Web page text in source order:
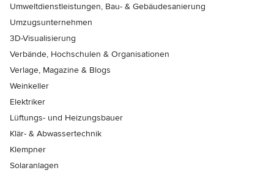
Umweltdienstleistungen, Bau- & Gebäudesanierung
Umzugsunternehmen
3D-Visualisierung
Verbände, Hochschulen & Organisationen
Verlage, Magazine & Blogs
Weinkeller
Elektriker
Lüftungs- und Heizungsbauer
Klär- & Abwassertechnik
Klempner
Solaranlagen